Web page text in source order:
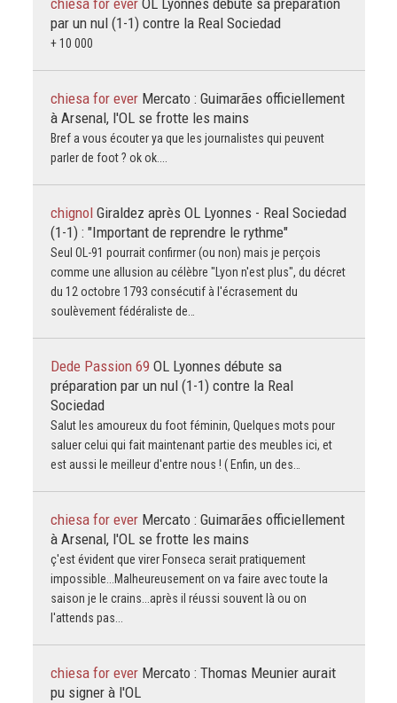
chiesa for ever OL Lyonnes débute sa préparation
par un nul (1-1) contre la Real Sociedad
+ 10 000
chiesa for ever Mercato : Guimarães officiellement
à Arsenal, l'OL se frotte les mains
Bref a vous écouter ya que les journalistes qui peuvent
parler de foot ? ok ok....
chignol Giraldez après OL Lyonnes - Real Sociedad
(1-1) : "Important de reprendre le rythme"
Seul OL-91 pourrait confirmer (ou non) mais je perçois
comme une allusion au célèbre "Lyon n'est plus", du décret
du 12 octobre 1793 consécutif à l'écrasement du
soulèvement fédéraliste de…
Dede Passion 69 OL Lyonnes débute sa
préparation par un nul (1-1) contre la Real
Sociedad
Salut les amoureux du foot féminin, Quelques mots pour
saluer celui qui fait maintenant partie des meubles ici, et
est aussi le meilleur d'entre nous ! ( Enfin, un des…
chiesa for ever Mercato : Guimarães officiellement
à Arsenal, l'OL se frotte les mains
ç'est évident que virer Fonseca serait pratiquement
impossible...Malheureusement on va faire avec toute la
saison je le crains...après il réussi souvent là ou on
l'attends pas...
chiesa for ever Mercato : Thomas Meunier aurait
pu signer à l'OL